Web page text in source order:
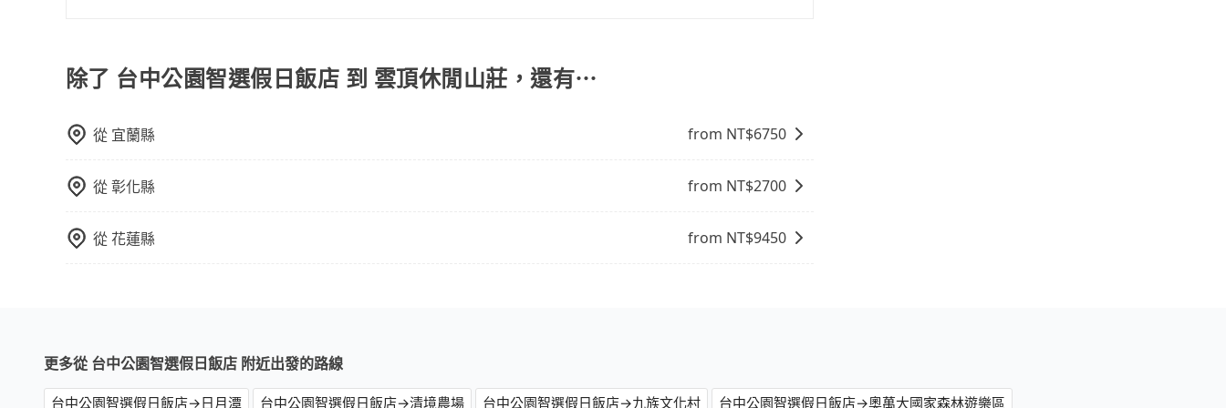
完全符合台灣的法律規範。
除了 台中公園智選假日飯店 到 雲頂休閒山莊，還有⋯
從 宜蘭縣 from NT$6750
從彰化縣 from NT$2700
從花蓮縣 from NT$9450
更多從 台中公園智選假日飯店 附近出發的路線
台中公園智選假日飯店→日月潭 台中公園智選假日飯店→清境農場 台中公園智選假日飯店→九族文化村 台中公園智選假日飯店→奧萬大國家森林遊樂區